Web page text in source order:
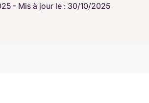
- Mis à jour le : 30/10/2025